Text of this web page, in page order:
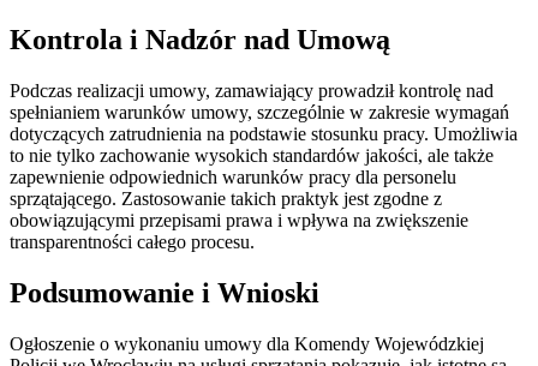
Kontrola i Nadzór nad Umową
Podczas realizacji umowy, zamawiający prowadził kontrolę nad
spełnianiem warunków umowy, szczególnie w zakresie wymagań
dotyczących zatrudnienia na podstawie stosunku pracy. Umożliwia
to nie tylko zachowanie wysokich standardów jakości, ale także
zapewnienie odpowiednich warunków pracy dla personelu
sprzątającego. Zastosowanie takich praktyk jest zgodne z
obowiązującymi przepisami prawa i wpływa na zwiększenie
transparentności całego procesu.
Podsumowanie i Wnioski
Ogłoszenie o wykonaniu umowy dla Komendy Wojewódzkiej